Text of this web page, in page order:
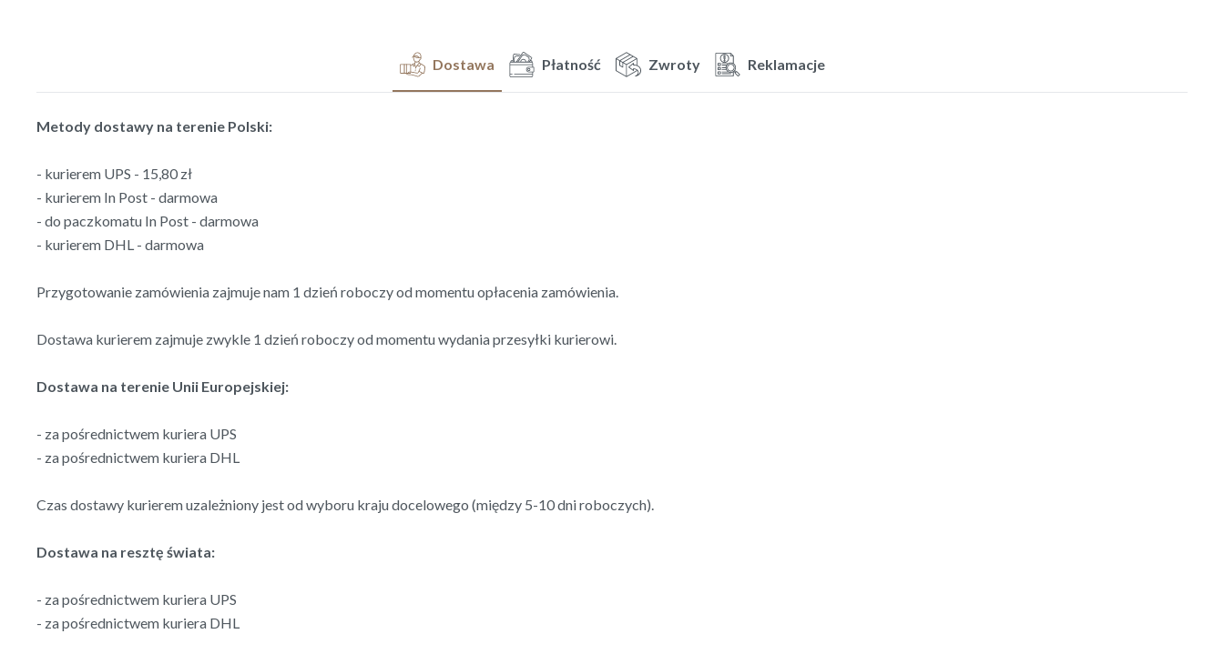
Dostawa Płatność Zwroty Reklamacje
Metody dostawy na terenie Polski:
- kurierem UPS - 15,80 zł
- kurierem In Post - darmowa
- do paczkomatu In Post - darmowa
- kurierem DHL - darmowa
Przygotowanie zamówienia zajmuje nam 1 dzień roboczy od momentu opłacenia zamówienia.
Dostawa kurierem zajmuje zwykle 1 dzień roboczy od momentu wydania przesyłki kurierowi.
Dostawa na terenie Unii Europejskiej:
- za pośrednictwem kuriera UPS
- za pośrednictwem kuriera DHL
Czas dostawy kurierem uzależniony jest od wyboru kraju docelowego (między 5-10 dni roboczych).
Dostawa na resztę świata:
- za pośrednictwem kuriera UPS
- za pośrednictwem kuriera DHL